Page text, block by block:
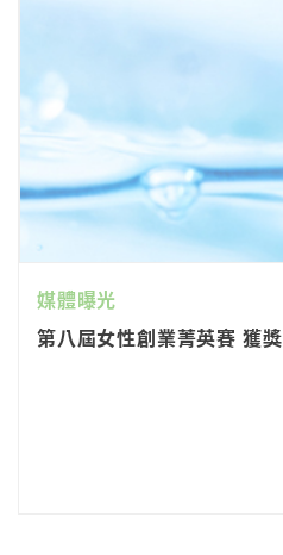
媒體曝光
第八屆女性創業菁英賽 獲獎